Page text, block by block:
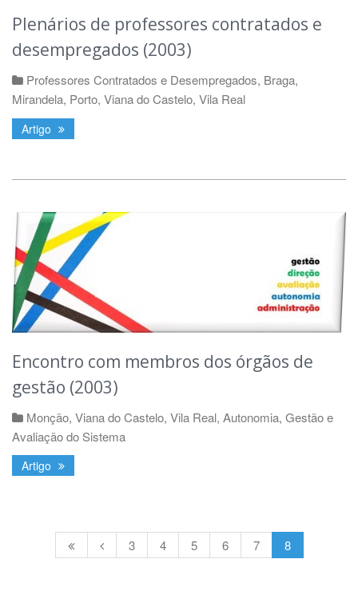
Plenários de professores contratados e
desempregados (2003)
Professores Contratados e Desempregados, Braga,
Mirandela, Porto, Viana do Castelo, Vila Real
Artigo
Encontro com membros dos órgãos de
gestão (2003)
Monção, Viana do Castelo, Vila Real, Autonomia, Gestão e
Avaliação do Sistema
Artigo
3 4 5 6 7 8